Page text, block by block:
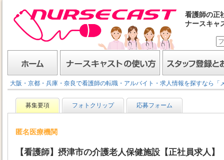
看護師の正
ナースキャ
ホーム ナースキャストの使い方 スタッフ登録とお仕
大阪・京都・兵庫・奈良で看護師の転職・アルバイト・求人情報を探すなら「
募集要項 フォトクリップ 応募フォーム
匿名医療機関
【看護師】摂津市の介護老人保健施設【正社員求人】